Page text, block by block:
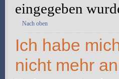
eingegeben
Nach oben
Ich habe
nicht mehr